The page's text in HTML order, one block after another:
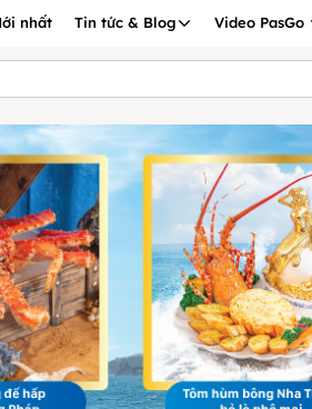
nhất Tin tức & Blog Video PasGo